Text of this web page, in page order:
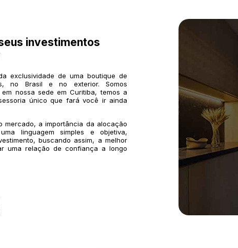
investimentos
exclusividade de uma boutique de
no Brasil e no exterior. Somos
nossa sede em Curitiba, temos a
único que fará você ir ainda
mercado, a importância da alocação
linguagem simples e objetiva,
buscando assim, a melhor
uma relação de confiança a longo